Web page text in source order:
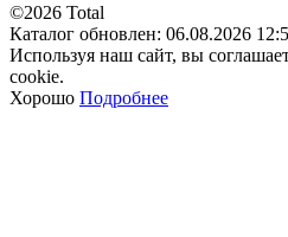
©2026 Total
Каталог обновлен: 06.08.2026
Используя наш сайт, вы
cookie.
Хорошо Подробнее